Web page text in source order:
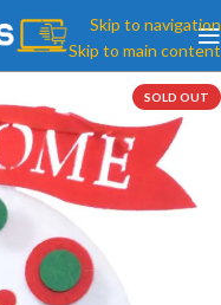
Skip to navigation
Skip to main content
SOLD OUT